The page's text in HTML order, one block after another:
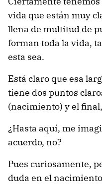
vida que están muy
llena de multitud de
forman toda la vida,
esta sea.
Está claro que esa
tiene dos puntos
(nacimiento) y el
¿Hasta aquí, me
acuerdo, no?
Pues curiosamente,
duda en el